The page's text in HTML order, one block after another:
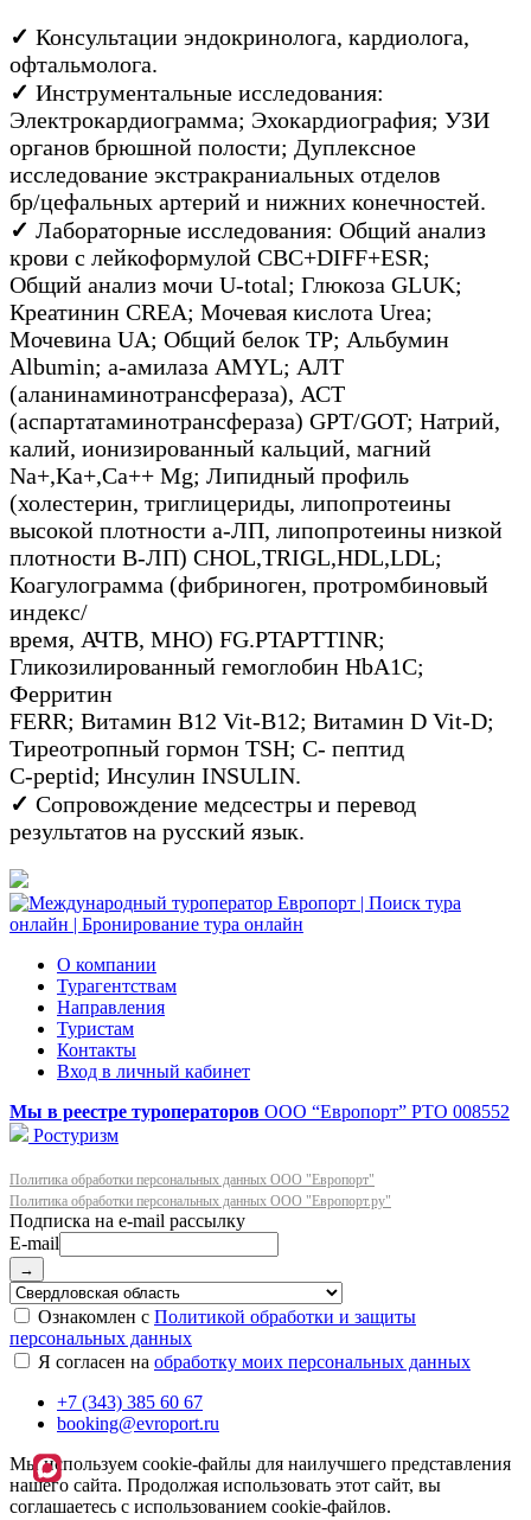
✓ Консультации эндокринолога, кардиолога,
офтальмолога.
✓ Инструментальные исследования:
Электрокардиограмма; Эхокардиография; УЗИ
органов брюшной полости; Дуплексное
исследование экстракраниальных отделов
бр/цефальных артерий и нижних конечностей.
✓ Лабораторные исследования: Общий анализ
крови с лейкоформулой CBC+DIFF+ESR;
Общий анализ мочи U-total; Глюкоза GLUK;
Креатинин CREA; Мочевая кислота Urea;
Мочевина UA; Общий белок TP; Альбумин
Albumin; а-амилаза AMYL; АЛТ
(аланинаминотрансфераза), АСТ
(аспартатаминотрансфераза) GPT/GOT; Натрий,
калий, ионизированный кальций, магний
Na+,Ka+,Ca++ Mg; Липидный профиль
(холестерин, триглицериды, липопротеины
высокой плотности а-ЛП, липопротеины низкой
плотности В-ЛП) CHOL,TRIGL,HDL,LDL;
Коагулограмма (фибриноген, протромбиновый
индекс/
время, АЧТВ, МНО) FG.PTAPTTINR;
Гликозилированный гемоглобин HbA1C;
Ферритин
FERR; Витамин В12 Vit-B12; Витамин D Vit-D;
Тиреотропный гормон TSH; С- пептид
C-peptid; Инсулин INSULIN.
✓ Сопровождение медсестры и перевод
результатов на русский язык.
О компании
Турагентствам
Направления
Туристам
Контакты
Вход в личный кабинет
Мы в реестре туроператоров ООО “Европорт” РТО 008552
Ростуризм
Политика обработки персональных данных ООО "Европорт"
Политика обработки персональных данных ООО "Европорт.ру"
E-mail
→
Ознакомлен с Политикой обработки и защиты
персональных данных
Я согласен на обработку моих персональных данных
+7 (343) 385 60 67
booking@evroport.ru
Мы используем cookie-файлы для наилучшего представления
нашего сайта. Продолжая использовать этот сайт, вы
соглашаетесь с использованием cookie-файлов.